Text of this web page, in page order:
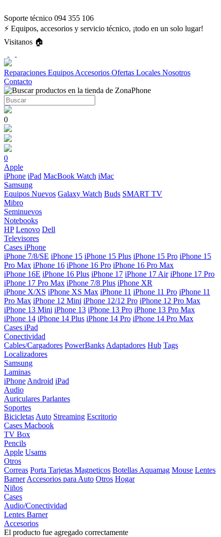
Soporte técnico 094 355 106
⚡ Equipos, accesorios y servicio técnico, ¡todo en un solo lugar!
Visitanos 🏠
Reparaciones Equipos Accesorios Ofertas Locales Nosotros
Contacto
0
0
Apple
iPhone iPad MacBook Watch iMac
Samsung
Equipos Nuevos Galaxy Watch Buds SMART TV
Mibro
Seminuevos
Notebooks
HP Lenovo Dell
Televisores
Cases iPhone
iPhone 7/8/SE iPhone 15 iPhone 15 Plus iPhone 15 Pro iPhone 15
Pro Max iPhone 16 iPhone 16 Pro iPhone 16 Pro Max
iPhone 16E iPhone 16 Plus iPhone 17 iPhone 17 Air iPhone 17 Pro
iPhone 17 Pro Max iPhone 7/8 Plus iPhone XR
iPhone X/XS iPhone XS Max iPhone 11 iPhone 11 Pro iPhone 11
Pro Max iPhone 12 Mini iPhone 12/12 Pro iPhone 12 Pro Max
iPhone 13 Mini iPhone 13 iPhone 13 Pro iPhone 13 Pro Max
iPhone 14 iPhone 14 Plus iPhone 14 Pro iPhone 14 Pro Max
Cases iPad
Conectividad
Cables/Cargadores PowerBanks Adaptadores Hub Tags
Localizadores
Samsung
Laminas
iPhone Android iPad
Audio
Auriculares Parlantes
Soportes
Bicicletas Auto Streaming Escritorio
Cases Macbook
TV Box
Pencils
Apple Usams
Otros
Correas Porta Tarjetas Magneticos Botellas Aquamag Mouse Lentes
Barner Accesorios para Auto Otros Hogar
Niños
Cases
Audio/Conectividad
Lentes Barner
Accesorios
El producto fue agregado correctamente